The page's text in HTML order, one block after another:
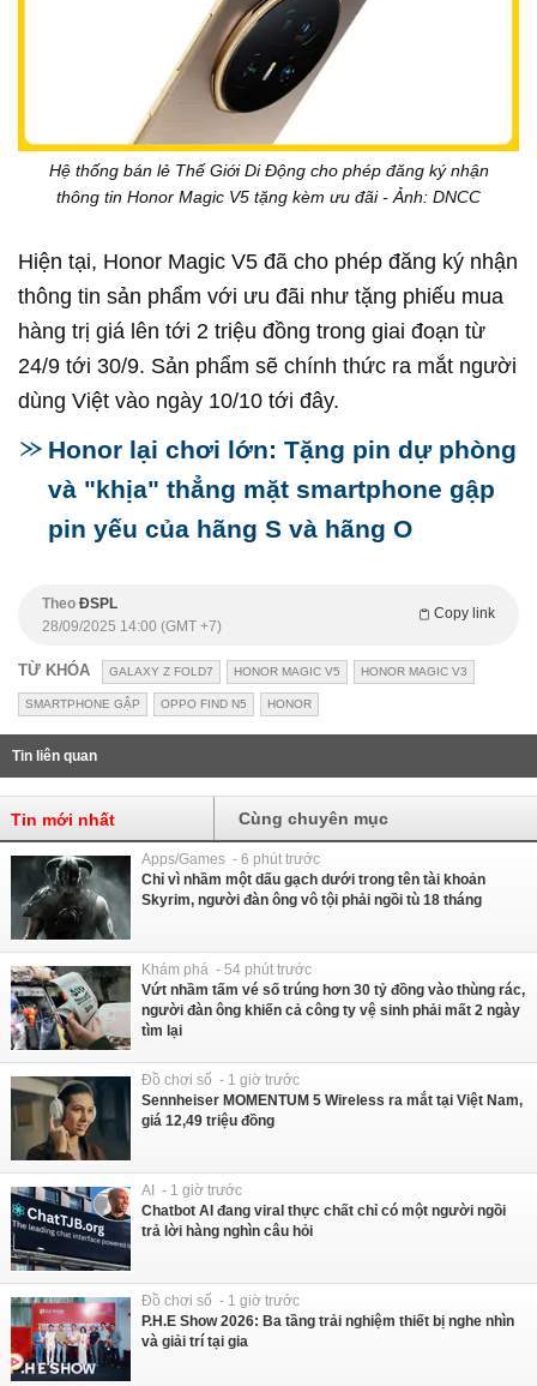
Hệ thống bán lẻ Thế Giới Di Động cho phép đăng ký nhận
thông tin Honor Magic V5 tặng kèm ưu đãi - Ảnh: DNCC
Hiện tại, Honor Magic V5 đã cho phép đăng ký nhận
thông tin sản phẩm với ưu đãi như tặng phiếu mua
hàng trị giá lên tới 2 triệu đồng trong giai đoạn từ
24/9 tới 30/9. Sản phẩm sẽ chính thức ra mắt người
dùng Việt vào ngày 10/10 tới đây.
Honor lại chơi lớn: Tặng pin dự phòng
và "khịa" thẳng mặt smartphone gập
pin yếu của hãng S và hãng O
Theo ĐSPL
Copy link
28/09/2025 14:00 (GMT +7)
TỪ KHÓA GALAXY Z FOLD7 HONOR MAGIC V5 HONOR MAGIC V3
SMARTPHONE GẬP OPPO FIND N5 HONOR
Tin liên quan
Tin mới nhất Cùng chuyên mục
Apps/Games - 6 phút trước
Chỉ vì nhầm một dấu gạch dưới trong tên tài khoản
Skyrim, người đàn ông vô tội phải ngồi tù 18 tháng
Khám phá - 54 phút trước
Vứt nhầm tấm vé số trúng hơn 30 tỷ đồng vào thùng rác,
người đàn ông khiến cả công ty vệ sinh phải mất 2 ngày
tìm lại
Đồ chơi số - 1 giờ trước
Sennheiser MOMENTUM 5 Wireless ra mắt tại Việt Nam,
giá 12,49 triệu đồng
AI - 1 giờ trước
Chatbot AI đang viral thực chất chỉ có một người ngồi
trả lời hàng nghìn câu hỏi
Đồ chơi số - 1 giờ trước
P.H.E Show 2026: Ba tầng trải nghiệm thiết bị nghe nhìn
và giải trí tại gia